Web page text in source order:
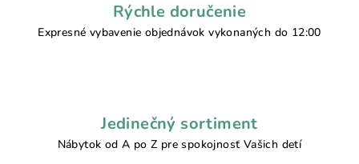
Rýchle doručenie
Expresné vybavenie objednávok vykonaných do 12:00
Jedinečný sortiment
Nábytok od A po Z pre spokojnosť Vašich detí